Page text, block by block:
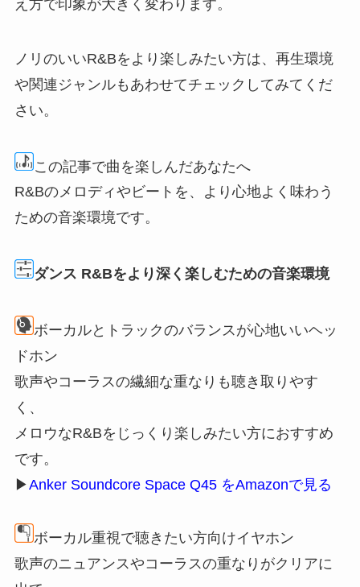
え方で印象が大きく変わります。
ノリのいいR&Bをより楽しみたい方は、再生環境
や関連ジャンルもあわせてチェックしてみてくだ
さい。
この記事で曲を楽しんだあなたへ
R&Bのメロディやビートを、より心地よく味わう
ための音楽環境です。
ダンス R&Bをより深く楽しむための音楽環境
ボーカルとトラックのバランスが心地いいヘッ
ドホン
歌声やコーラスの繊細な重なりも聴き取りやす
く、
メロウなR&Bをじっくり楽しみたい方におすすめ
です。
▶Anker Soundcore Space Q45 をAmazonで見る
ボーカル重視で聴きたい方向けイヤホン
歌声のニュアンスやコーラスの重なりがクリアに